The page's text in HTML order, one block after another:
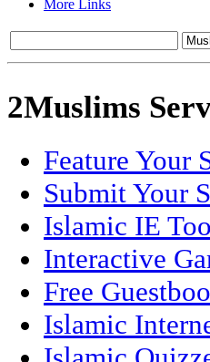
More Links
2Muslims
Feature Your
Submit Your
Islamic IE
Interactive
Free
Islamic